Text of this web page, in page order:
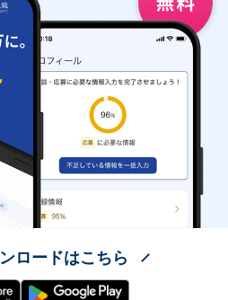
ロードはこちら